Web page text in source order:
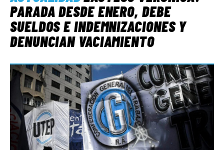
PARADA DESDE ENERO, DEBE
SUELDOS E INDEMNIZACIONES Y
DENUNCIAN VACIAMIENTO